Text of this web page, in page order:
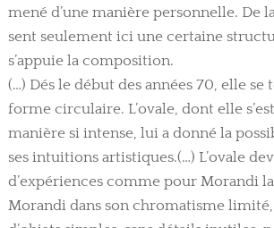
mené d’une manière personnelle. De
sent seulement ici une certaine
s’appuie la composition.
(…) Dés le début des années 70, elle se
forme circulaire. L’ovale, dont elle
manière si intense, lui a donné la
ses intuitions artistiques.(…) L’ovale
d’expériences comme pour Morandi
Morandi dans son chromatisme limité,